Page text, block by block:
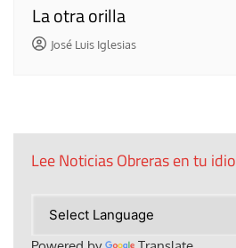
La otra orilla
José Luis Iglesias
Lee Noticias Obreras en tu